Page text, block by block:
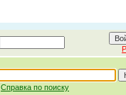
Справка по поиску